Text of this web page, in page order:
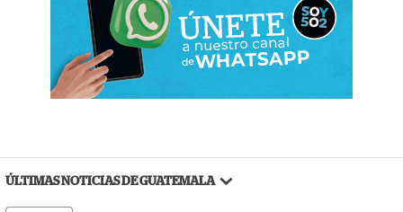
ÚLTIMAS NOTICIAS DE GUATEMALA